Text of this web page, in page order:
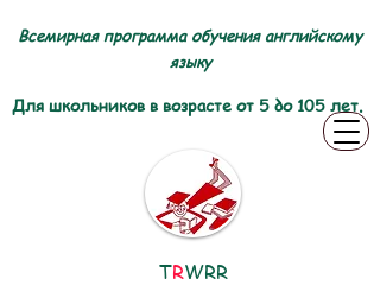
Всемирная программа обучения английскому
языку
Для школьников в возрасте от 5 до 105 лет.
TRWRR